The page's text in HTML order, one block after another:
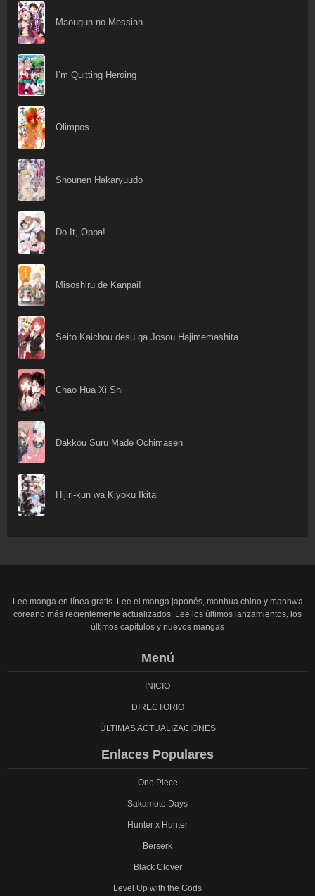
Maougun no Messiah
I’m Quitting Heroing
Olimpos
Shounen Hakaryuudo
Do It, Oppa!
Misoshiru de Kanpai!
Seito Kaichou desu ga Josou Hajimemashita
Chao Hua Xi Shi
Dakkou Suru Made Ochimasen
Hijiri-kun wa Kiyoku Ikitai
Lee manga en línea gratis. Lee el manga japonés, manhua chino y manhwa
coreano más recientemente actualizados. Lee los últimos lanzamientos, los
últimos capítulos y nuevos mangas
Menú
INICIO
DIRECTORIO
ÚLTIMAS ACTUALIZACIONES
Enlaces Populares
One Piece
Sakamoto Days
Hunter x Hunter
Berserk
Black Clover
Level Up with the Gods